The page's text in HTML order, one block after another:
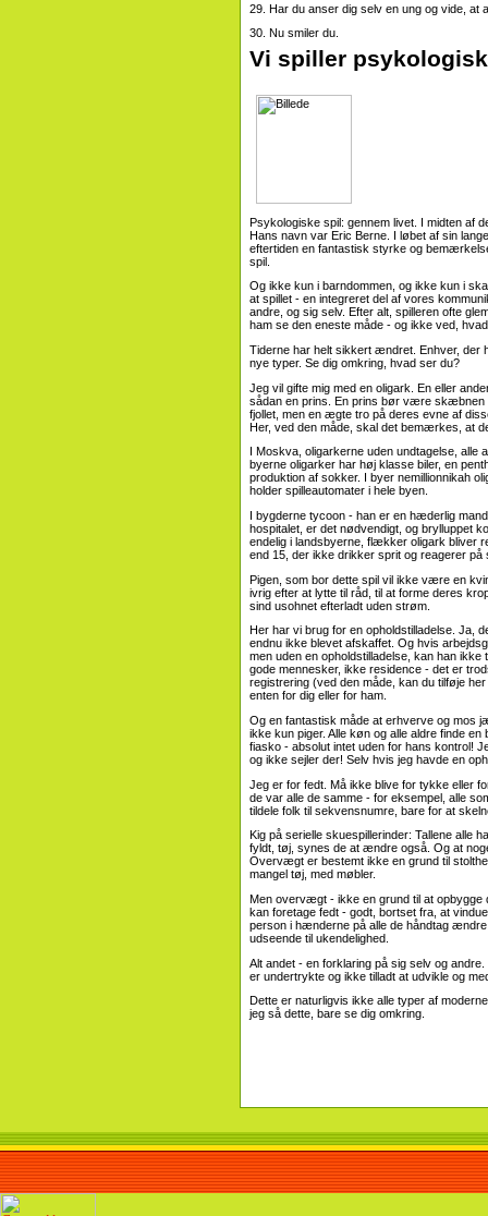
29. Har du anser dig selv en ung og vide, at
30. Nu smiler du.
Vi spiller
Psykologiske spil: gennem livet. I midten af
Hans navn var Eric Berne. I løbet af sin
eftertiden en fantastisk styrke og
spil.
Og ikke kun i barndommen, og ikke kun i
at spillet - en integreret del af vores
andre, og sig selv. Efter alt, spilleren ofte
ham se den eneste måde - og ikke ved,
Tiderne har helt sikkert ændret. Enhver,
nye typer. Se dig omkring, hvad ser du?
Jeg vil gifte mig med en oligark. En eller
sådan en prins. En prins bør være skæbnen
fjollet, men en ægte tro på deres evne af
Her, ved den måde, skal det bemærkes, at
I Moskva, oligarkerne uden undtagelse,
byerne oligarker har høj klasse biler, en
produktion af sokker. I byer nemillionnikah
holder spilleautomater i hele byen.
I bygderne tycoon - han er en hæderlig
hospitalet, er det nødvendigt, og brylluppet
endelig i landsbyerne, flækker oligark bliver
end 15, der ikke drikker sprit og reagerer på
Pigen, som bor dette spil vil ikke være en
ivrig efter at lytte til råd, til at forme deres
sind usohnet efterladt uden strøm.
Her har vi brug for en opholdstilladelse. Ja,
endnu ikke blevet afskaffet. Og hvis
men uden en opholdstilladelse, kan han
gode mennesker, ikke residence - det er
registrering (ved den måde, kan du tilføje
enten for dig eller for ham.
Og en fantastisk måde at erhverve og mos
ikke kun piger. Alle køn og alle aldre finde
fiasko - absolut intet uden for hans kontrol!
og ikke sejler der! Selv hvis jeg havde en
Jeg er for fedt. Må ikke blive for tykke eller
de var alle de samme - for eksempel, alle
tildele folk til sekvensnumre, bare for at
Kig på serielle skuespillerinder: Tallene alle
fyldt, tøj, synes de at ændre også. Og at
Overvægt er bestemt ikke en grund til
mangel tøj, med møbler.
Men overvægt - ikke en grund til at opbygge
kan foretage fedt - godt, bortset fra, at
person i hænderne på alle de håndtag
udseende til ukendelighed.
Alt andet - en forklaring på sig selv og
er undertrykte og ikke tilladt at udvikle og
Dette er naturligvis ikke alle typer af
jeg så dette, bare se dig omkring.